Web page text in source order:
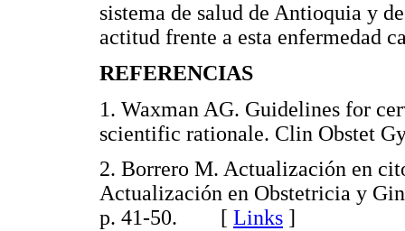
sistema de salud de Antioquia y
actitud frente a esta enfermedad
REFERENCIAS
1. Waxman AG. Guidelines for
scientific rationale. Clin
2. Borrero M. Actualización en
Actualización en Obstetricia y
p. 41-50. [ Links ]